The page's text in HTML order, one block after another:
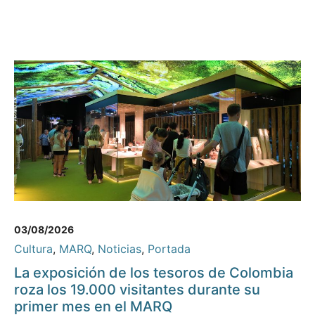
03/08/2026
Cultura, MARQ, Noticias, Portada
La exposición de los tesoros de Colombia
roza los 19.000 visitantes durante su
primer mes en el MARQ